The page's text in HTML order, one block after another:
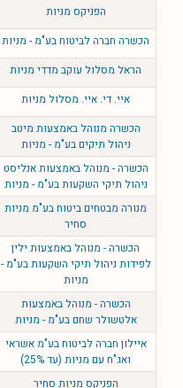
הפניקס מניות
הכשרה חברה לביטוח בע"מ - מניות
הראל מסלול עוקב מדדי מניות
איי. די. איי. מסלול מניות
הכשרה מנוהל באמצעות מיטב
ניהול תיקים בע"מ - מניות
הכשרה - מנוהל באמצעות אנליסט
ניהול תיקי השקעות בע"מ - מניות
מנורה מבטחים ביטוח בע"מ מניות
סחיר
הכשרה - מנוהל באמצעות ילין
לפידות ניהול תיקי השקעות בע"מ -
מניות
הכשרה - מנוהל באמצעות
אלטשולר שחם בע"מ - מניות
איילון חברה לביטוח בע"מ אשראי
ואג"ח עם מניות (עד 25%)
הפניקס מניות סחיר